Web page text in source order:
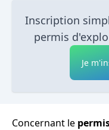
Inscription
permis
Je
Concernant le